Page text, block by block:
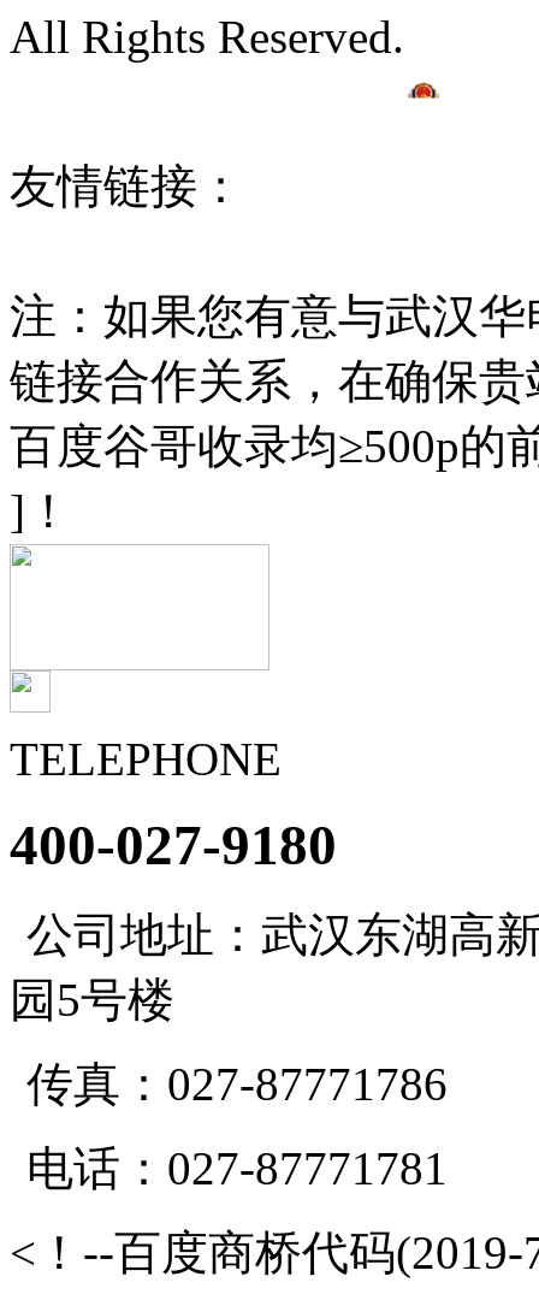
All Rights Reserved.
友情链接：
注：如果您有意与武汉
链接合作关系，在确保
百度谷哥收录均≥500p
]！
TELEPHONE
400-027-9180
公司地址：武汉东湖高
园5号楼
传真：027-87771786
电话：027-87771781
<！--百度商桥代码(2019-